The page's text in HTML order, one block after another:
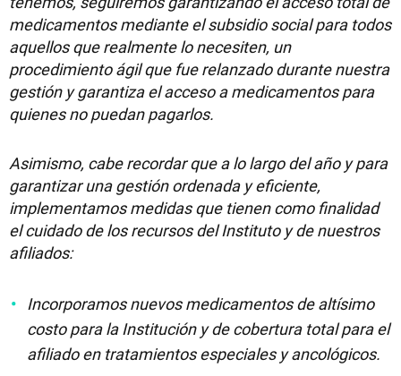
medicamentos mediante el subsidio social para todos
aquellos que realmente lo necesiten, un
procedimiento ágil que fue relanzado durante nuestra
gestión y garantiza el acceso a medicamentos para
quienes no puedan pagarlos.
Asimismo, cabe recordar que a lo largo del año y para
garantizar una gestión ordenada y eficiente,
implementamos medidas que tienen como finalidad
el cuidado de los recursos del Instituto y de nuestros
afiliados:
Incorporamos nuevos medicamentos de altísimo
costo para la Institución y de cobertura total para el
afiliado en tratamientos especiales y ancológicos.